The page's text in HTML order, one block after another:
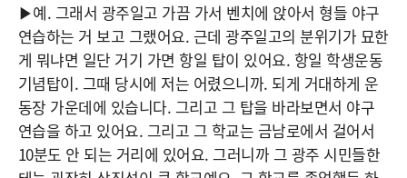
▶예. 그래서 광주일고 가끔 가서 벤치에 앉아서 형들 야구
연습하는 거 보고 그랬어요. 근데 광주일고의 분위기가 묘한
게 뭐냐면 일단 거기 가면 항일 탑이 있어요. 항일 학생운동
기념탑이. 그때 당시에 저는 어렸으니까. 되게 거대하게 운
동장 가운데에 있습니다. 그리고 그 탑을 바라보면서 야구
연습을 하고 있어요. 그리고 그 학교는 금남로에서 걸어서
10분도 안 되는 거리에 있어요. 그러니까 그 광주 시민들한